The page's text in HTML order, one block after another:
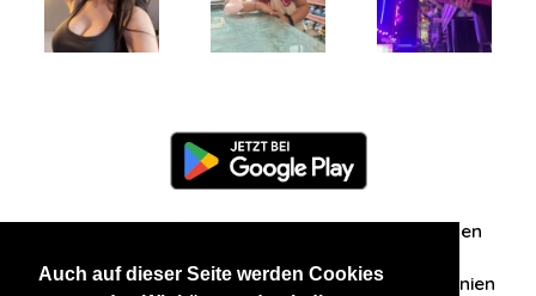
Auch auf dieser Seite werden Cookies
Zuschriften/Erfahrungen
Datenschutzerklärung AGB Datenschutzrichtlinien